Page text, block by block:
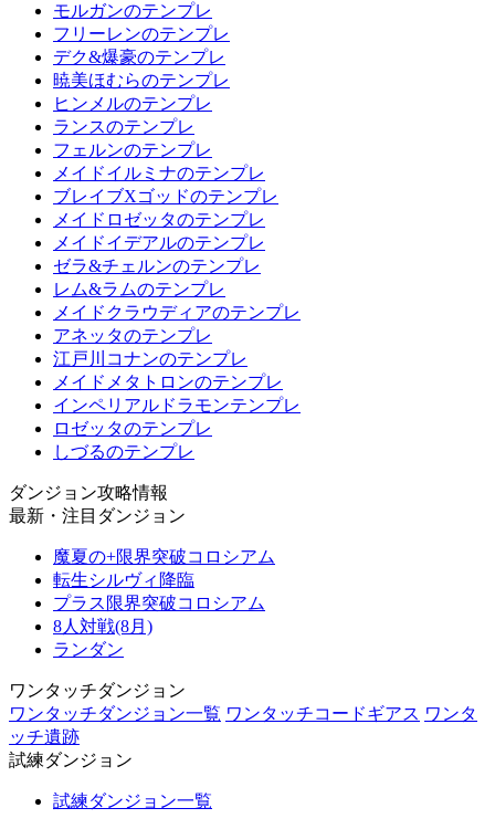
モルガンのテンプレ
フリーレンのテンプレ
デク&爆豪のテンプレ
暁美ほむらのテンプレ
ヒンメルのテンプレ
ランスのテンプレ
フェルンのテンプレ
メイドイルミナのテンプレ
ブレイブXゴッドのテンプレ
メイドロゼッタのテンプレ
メイドイデアルのテンプレ
ゼラ&チェルンのテンプレ
レム&ラムのテンプレ
メイドクラウディアのテンプレ
アネッタのテンプレ
江戸川コナンのテンプレ
メイドメタトロンのテンプレ
インペリアルドラモンテンプレ
ロゼッタのテンプレ
しづるのテンプレ
ダンジョン攻略情報
最新・注目ダンジョン
魔夏の+限界突破コロシアム
転生シルヴィ降臨
プラス限界突破コロシアム
8人対戦(8月)
ランダン
ワンタッチダンジョン
ワンタッチダンジョン一覧 ワンタッチコードギアス ワンタ
ッチ遺跡
試練ダンジョン
試練ダンジョン一覧